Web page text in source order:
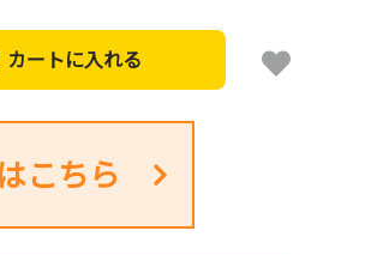
カートに入れる
こちら